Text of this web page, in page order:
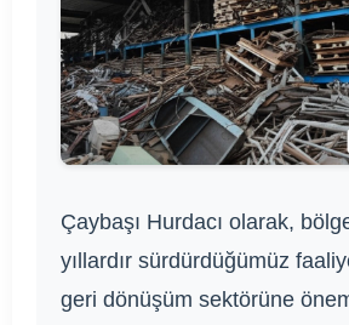
Çaybaşı Hurdacı olarak,
yıllardır sürdürdüğümüz
geri dönüşüm sektörüne